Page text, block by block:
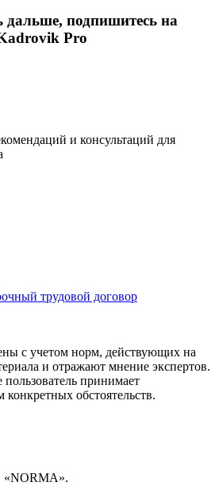
дальше, подпишитесь на
Pro
и консультаций для
трудовой договор
с учетом норм, действующих на
и отражают мнение экспертов.
принимает
конкретных обстоятельств.
«NORMA».